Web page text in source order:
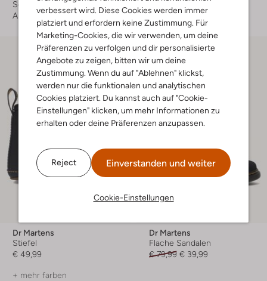
verbessert wird. Diese Cookies werden immer
platziert und erfordern keine Zustimmung. Für
Marketing-Cookies, die wir verwenden, um deine
Präferenzen zu verfolgen und dir personalisierte
Angebote zu zeigen, bitten wir um deine
Zustimmung. Wenn du auf "Ablehnen" klickst,
werden nur die funktionalen und analytischen
Cookies platziert. Du kannst auch auf "Cookie-
Einstellungen" klicken, um mehr Informationen zu
erhalten oder deine Präferenzen anzupassen.
Reject Einverstanden und weiter
Cookie-Einstellungen
Schnürboots
Ab
€ 79,99
Schnürboots
Ab € 79,99
Dr Martens
Stiefel
€ 49,99
+ mehr farben
Letzte Größen
Dr Martens
Flache Sandalen
€ 79,99 € 39,99